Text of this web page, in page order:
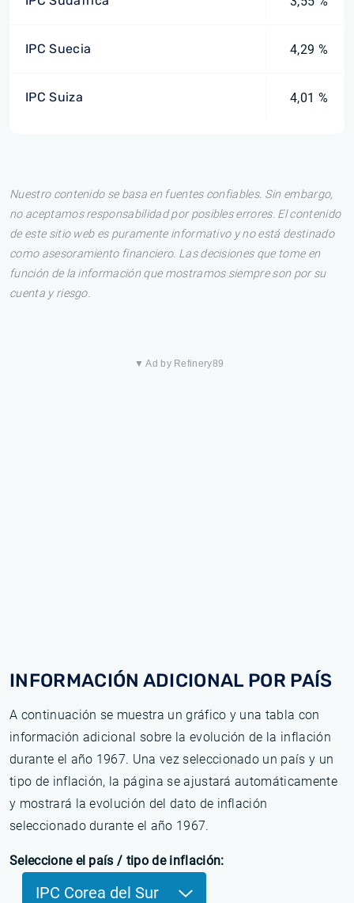
IPC Suecia 4,29 %
IPC Suiza 4,01 %
Nuestro contenido se basa en fuentes confiables. Sin embargo,
no aceptamos responsabilidad por posibles errores. El contenido
de este sitio web es puramente informativo y no está destinado
como asesoramiento financiero. Las decisiones que tome en
función de la información que mostramos siempre son por su
cuenta y riesgo.
▼ Ad by Refinery89
INFORMACIÓN ADICIONAL POR PAÍS
A continuación se muestra un gráfico y una tabla con
información adicional sobre la evolución de la inflación
durante el año 1967. Una vez seleccionado un país y un
tipo de inflación, la página se ajustará automáticamente
y mostrará la evolución del dato de inflación
seleccionado durante el año 1967.
Seleccione el país / tipo de inflación:
IPC Corea del Sur